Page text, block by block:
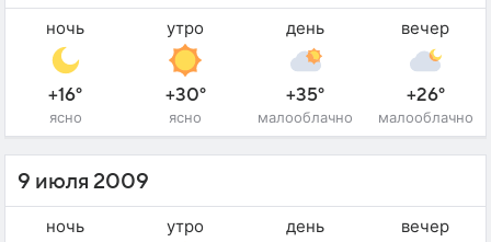
ночь
+16°
ясно
утро
+30°
ясно
день
+35°
малооблачно
вечер
+26°
малооблачно
9 июля 2009
ночь утро день вечер